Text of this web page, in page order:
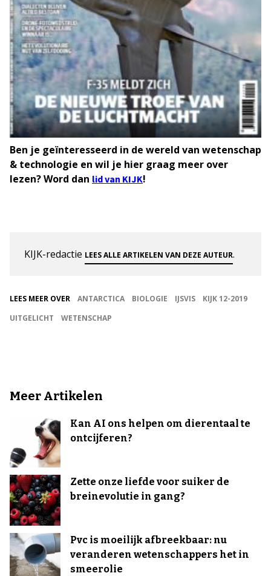
Ben je geïnteresseerd in de wereld van wetenschap
& technologie en wil je hier graag meer over
lezen? Word dan lid van KIJK!
KIJK-redactie LEES ALLE ARTIKELEN VAN DEZE AUTEUR.
LEES MEER OVER ANTARCTICA BIOLOGIE IJSVIS
KIJK 12-2019
UITGELICHT
WETENSCHAP
Meer Artikelen
Kan AI ons helpen om dierentaal te
ontcijferen?
Zette onze liefde voor suiker de
breinevolutie in gang?
Pvc is moeilijk afbreekbaar: nu
veranderen wetenschappers het in
smeerolie